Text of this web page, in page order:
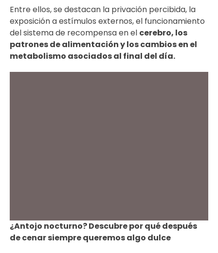
Entre ellos, se destacan la privación percibida, la
exposición a estímulos externos, el funcionamiento
del sistema de recompensa en el cerebro, los
patrones de alimentación y los cambios en el
metabolismo asociados al final del día.
¿Antojo nocturno? Descubre por qué después
de cenar siempre queremos algo dulce